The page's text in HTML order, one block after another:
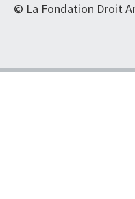
© La Fondation Droit